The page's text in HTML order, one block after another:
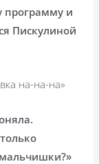
и
Пискулиной
на-на-на»